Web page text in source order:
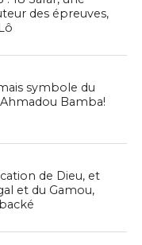
des épreuves,
symbole du
Bamba!
de Dieu, et
et du Gamou,